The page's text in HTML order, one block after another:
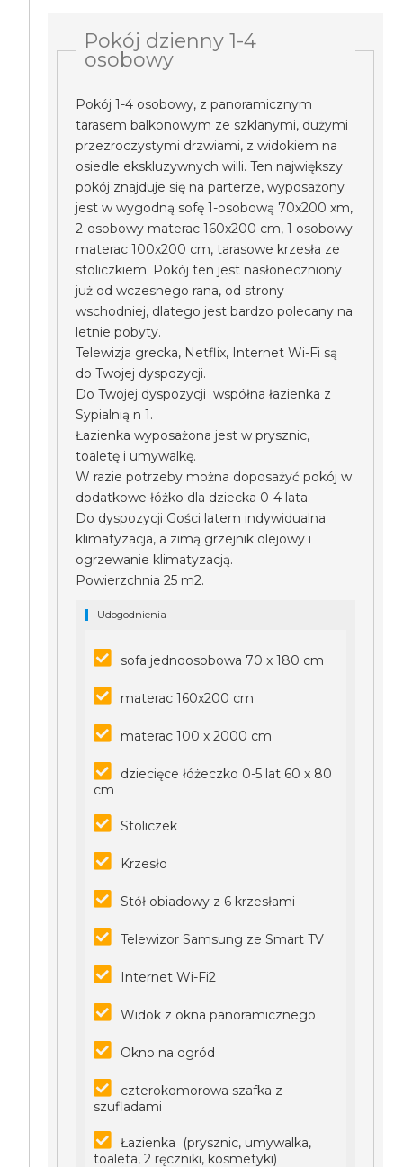
Pokój dzienny 1-4
osobowy
Pokój 1-4 osobowy, z panoramicznym
tarasem balkonowym ze szklanymi, dużymi
przezroczystymi drzwiami, z widokiem na
osiedle ekskluzywnych willi. Ten największy
pokój znajduje się na parterze, wyposażony
jest w wygodną sofę 1-osobową 70x200 xm,
2-osobowy materac 160x200 cm, 1 osobowy
materac 100x200 cm, tarasowe krzesła ze
stoliczkiem. Pokój ten jest nasłoneczniony
już od wczesnego rana, od strony
wschodniej, dlatego jest bardzo polecany na
letnie pobyty.
Telewizja grecka, Netflix, Internet Wi-Fi są
do Twojej dyspozycji.
Do Twojej dyspozycji współna łazienka z
Sypialnią n 1.
Łazienka wyposażona jest w prysznic,
toaletę i umywalkę.
W razie potrzeby można doposażyć pokój w
dodatkowe łóżko dla dziecka 0-4 lata.
Do dyspozycji Gości latem indywidualna
klimatyzacja, a zimą grzejnik olejowy i
ogrzewanie klimatyzacją.
Powierzchnia 25 m2.
Udogodnienia
sofa jednoosobowa 70 x 180 cm
materac 160x200 cm
materac 100 x 2000 cm
dziecięce łóżeczko 0-5 lat 60 x 80
cm
Stoliczek
Krzesło
Stół obiadowy z 6 krzesłami
Telewizor Samsung ze Smart TV
Internet Wi-Fi2
Widok z okna panoramicznego
Okno na ogród
czterokomorowa szafka z
szufladami
Łazienka (prysznic, umywalka,
toaleta, 2 ręczniki, kosmetyki)